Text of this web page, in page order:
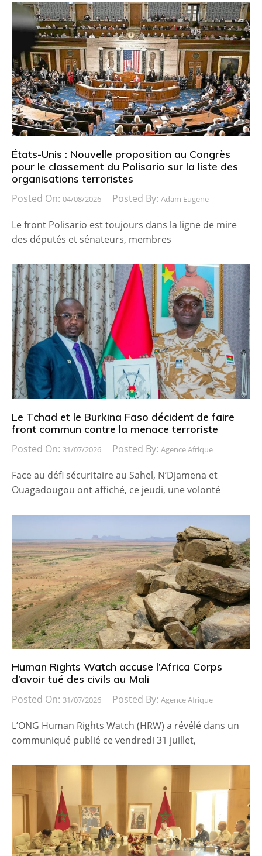
États-Unis : Nouvelle proposition au Congrès
pour le classement du Polisario sur la liste des
organisations terroristes
Posted On: 04/08/2026 Posted By: Adam Eugene
Le front Polisario est toujours dans la ligne de mire
des députés et sénateurs, membres
Le Tchad et le Burkina Faso décident de faire
front commun contre la menace terroriste
Posted On: 31/07/2026 Posted By: Agence Afrique
Face au défi sécuritaire au Sahel, N’Djamena et
Ouagadougou ont affiché, ce jeudi, une volonté
Human Rights Watch accuse l’Africa Corps
d’avoir tué des civils au Mali
Posted On: 31/07/2026 Posted By: Agence Afrique
L’ONG Human Rights Watch (HRW) a révélé dans un
communiqué publié ce vendredi 31 juillet,